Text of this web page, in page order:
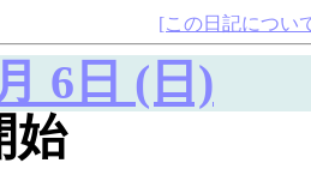
[この日記につい
6日 (日)
始